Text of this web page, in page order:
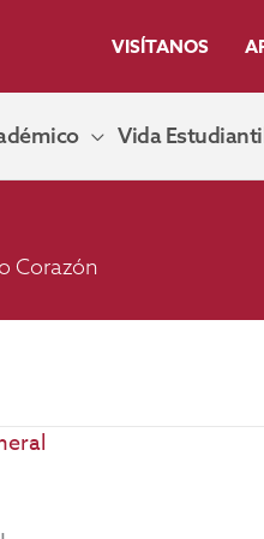
VISÍTANOS
Vida
Corazón